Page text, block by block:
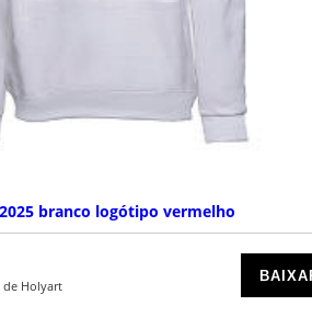
de Holyart
branco logótipo vermelho